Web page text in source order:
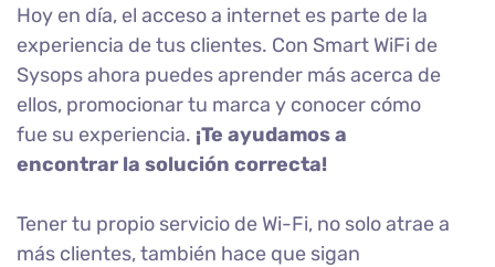
Hoy en día, el acceso a internet es parte de la
experiencia de tus clientes. Con Smart WiFi de
Sysops ahora puedes aprender más acerca de
ellos, promocionar tu marca y conocer cómo
fue su experiencia. ¡Te ayudamos a
encontrar la solución correcta!
Tener tu propio servicio de Wi-Fi, no solo atrae a
más clientes, también hace que sigan